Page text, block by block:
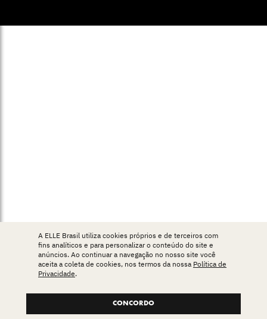
A ELLE Brasil utiliza cookies próprios e de terceiros com
fins analíticos e para personalizar o conteúdo do site e
anúncios. Ao continuar a navegação no nosso site você
aceita a coleta de cookies, nos termos da nossa Política de
Privacidade.
CONCORDO